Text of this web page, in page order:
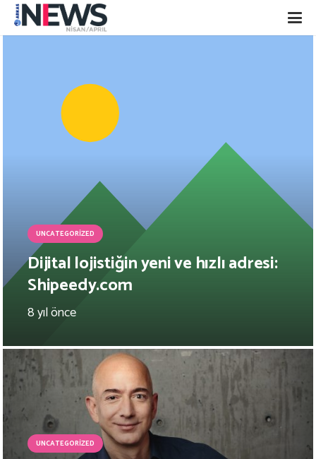
UNCATEGORIZED
Dijital lojistiğin yeni ve hızlı adresi:
Shipeedy.com
8 yıl önce
UNCATEGORIZED